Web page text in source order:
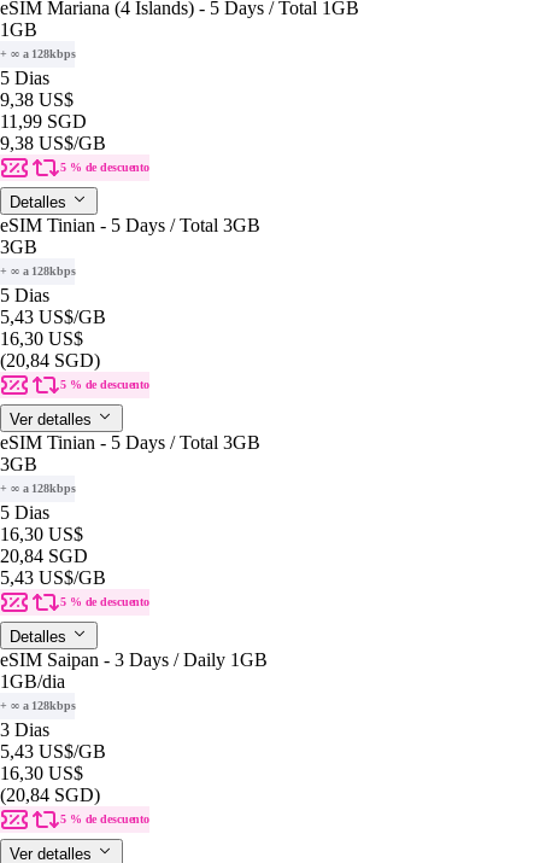
eSIM Mariana (4 Islands) - 5 Days / Total 1GB
1GB
+ ∞ a 128kbps
5 Dias
9,38 US$
11,99 SGD
9,38 US$/GB
5 % de descuento
Detalles
eSIM Tinian - 5 Days / Total 3GB
3GB
+ ∞ a 128kbps
5 Dias
5,43 US$/GB
16,30 US$
(20,84 SGD)
5 % de descuento
Ver detalles
eSIM Tinian - 5 Days / Total 3GB
3GB
+ ∞ a 128kbps
5 Dias
16,30 US$
20,84 SGD
5,43 US$/GB
5 % de descuento
Detalles
eSIM Saipan - 3 Days / Daily 1GB
1GB/dia
+ ∞ a 128kbps
3 Dias
5,43 US$/GB
16,30 US$
(20,84 SGD)
5 % de descuento
Ver detalles